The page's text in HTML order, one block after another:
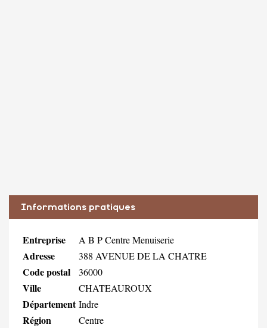
Informations pratiques
Entreprise A B P Centre Menuiserie
Adresse 388 AVENUE DE LA CHATRE
Code postal 36000
Ville CHATEAUROUX
Département Indre
Région Centre